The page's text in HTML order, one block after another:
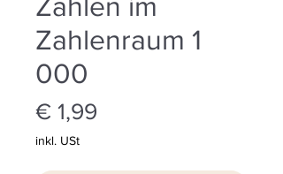
Zahlenraum 1
000
€ 1,99
inkl. USt